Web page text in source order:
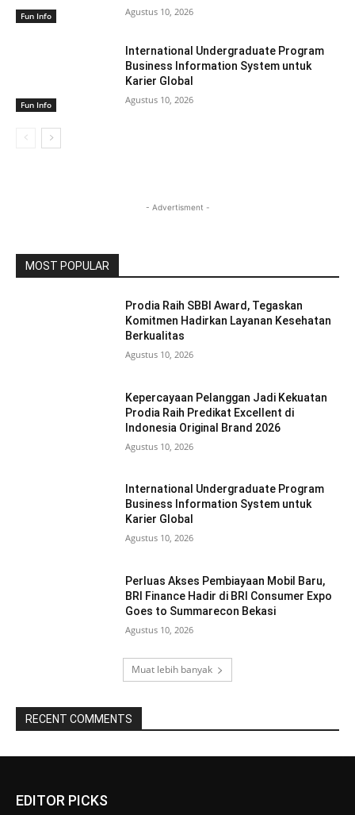
Fun Info Agustus 10, 2026
Fun Info
International Undergraduate Program
Business Information System untuk
Karier Global
Agustus 10, 2026
- Advertisment -
MOST POPULAR
Prodia Raih SBBI Award, Tegaskan
Komitmen Hadirkan Layanan Kesehatan
Berkualitas
Agustus 10, 2026
Kepercayaan Pelanggan Jadi Kekuatan
Prodia Raih Predikat Excellent di
Indonesia Original Brand 2026
Agustus 10, 2026
International Undergraduate Program
Business Information System untuk
Karier Global
Agustus 10, 2026
Perluas Akses Pembiayaan Mobil Baru,
BRI Finance Hadir di BRI Consumer Expo
Goes to Summarecon Bekasi
Agustus 10, 2026
Muat lebih banyak
RECENT COMMENTS
EDITOR PICKS